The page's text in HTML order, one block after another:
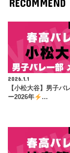
RECOMMEND
2026.1.1
【小松大谷】男子バ
ー2026年
…